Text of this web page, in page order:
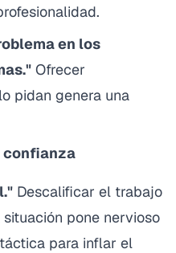
en los
Ofrecer
pidan genera una
confianza
Descalificar el trabajo
pone nervioso
para inflar el